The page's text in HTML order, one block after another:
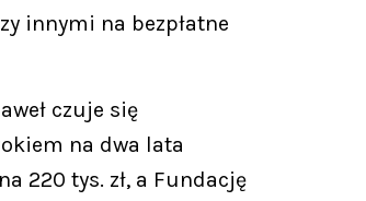
innymi na bezpłatne
czuje się
na dwa lata
220 tys. zł, a Fundację